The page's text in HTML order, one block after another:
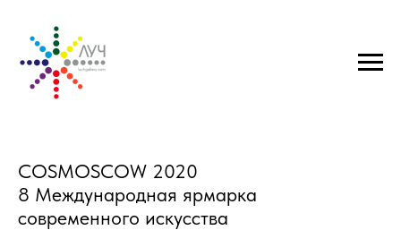
COSMOSCOW 2020
8 Международная ярмарка
современного искусства